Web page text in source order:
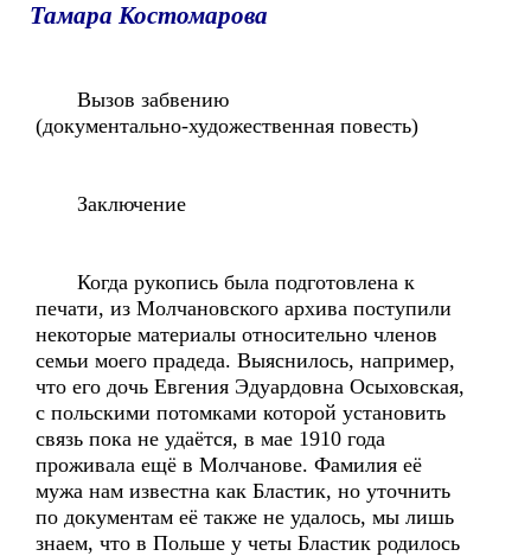
Тамара Костомарова
Вызов забвению
(документально-художественная повесть)
Заключение
Когда рукопись была подготовлена к
печати, из Молчановского архива поступили
некоторые материалы относительно членов
семьи моего прадеда. Выяснилось, например,
что его дочь Евгения Эдуардовна Осыховская,
с польскими потомками которой установить
связь пока не удаётся, в мае 1910 года
проживала ещё в Молчанове. Фамилия её
мужа нам известна как Бластик, но уточнить
по документам её также не удалось, мы лишь
знаем, что в Польше у четы Бластик родилось